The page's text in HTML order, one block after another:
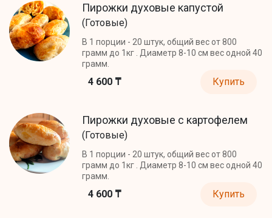
Пирожки духовые капустой
(Готовые)
В 1 порции - 20 штук, общий вес от 800
грамм до 1кг . Диаметр 8-10 см вес одной 40
грамм.
4 600 ₸ Купить
Пирожки духовые с картофелем
(Готовые)
В 1 порции - 20 штук, общий вес от 800
грамм до 1кг . Диаметр 8-10 см вес одной 40
грамм.
4 600 ₸ Купить